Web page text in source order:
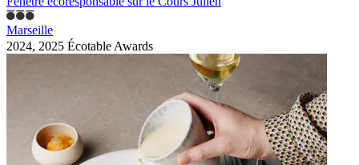
Marseille
2024, 2025 Écotable Awards